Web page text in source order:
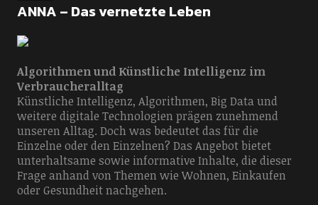
ANNA – Das vernetzte Leben
Algorithmen und Künstliche Intelligenz im
Verbraucheralltag
Künstliche Intelligenz, Algorithmen, Big Data und
weitere digitale Technologien prägen zunehmend
unseren Alltag. Doch was bedeutet das für die
Einzelne oder den Einzelnen? Das Angebot bietet
unterhaltsame sowie informative Inhalte, die dieser
Frage anhand von Themen wie Wohnen, Einkaufen
oder Gesundheit nachgehen.